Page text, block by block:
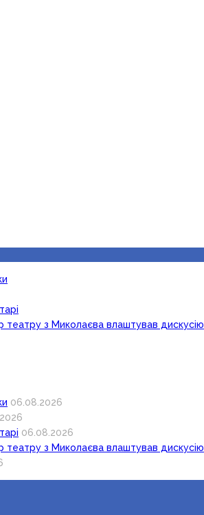
театру з Миколаєва влаштував дискусію
06.08.2026
06.08.2026
театру з Миколаєва влаштував дискусію